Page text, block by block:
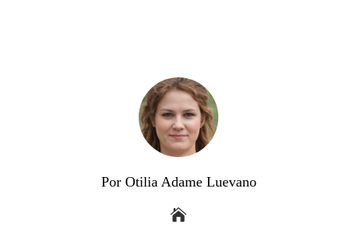
Por Otilia Adame Luevano